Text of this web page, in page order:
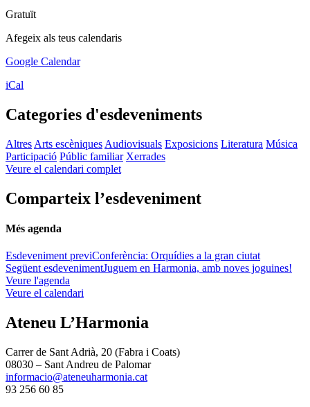
Gratuït
Afegeix als teus calendaris
Google Calendar
iCal
Categories d'esdeveniments
Altres Arts escèniques Audiovisuals Exposicions Literatura Música
Participació Públic familiar Xerrades
Veure el calendari complet
Comparteix l’esdeveniment
Més agenda
Esdeveniment previConferència: Orquídies a la gran ciutat
Següent esdevenimentJuguem en Harmonia, amb noves joguines!
Veure l'agenda
Veure el calendari
Ateneu L’Harmonia
Carrer de Sant Adrià, 20 (Fabra i Coats)
08030 – Sant Andreu de Palomar
informacio@ateneuharmonia.cat
93 256 60 85